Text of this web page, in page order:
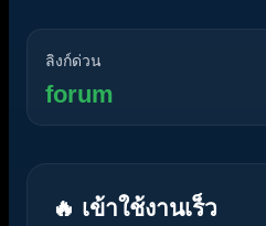
ลิงก์ด่วน
forum
🔥 เข้าใช้งานเร็ว